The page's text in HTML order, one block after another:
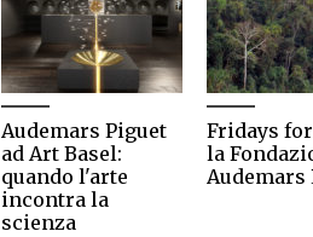
Audemars Piguet
ad Art Basel:
quando l'arte
incontra la
scienza
Fridays
la
Audemars